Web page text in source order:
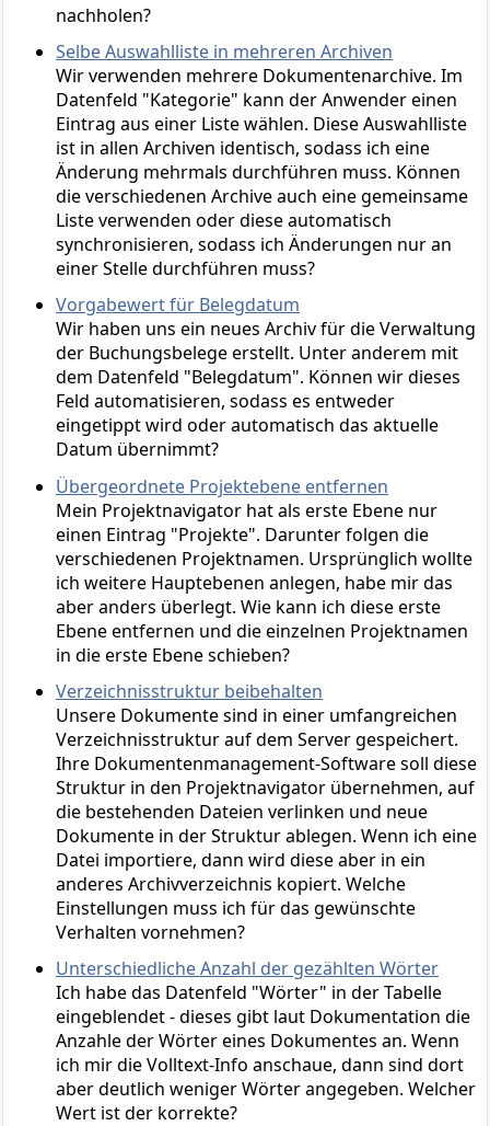
nachholen?
Selbe Auswahlliste in mehreren Archiven
Wir verwenden mehrere Dokumentenarchive. Im
Datenfeld "Kategorie" kann der Anwender einen
Eintrag aus einer Liste wählen. Diese Auswahlliste
ist in allen Archiven identisch, sodass ich eine
Änderung mehrmals durchführen muss. Können
die verschiedenen Archive auch eine gemeinsame
Liste verwenden oder diese automatisch
synchronisieren, sodass ich Änderungen nur an
einer Stelle durchführen muss?
Vorgabewert für Belegdatum
Wir haben uns ein neues Archiv für die Verwaltung
der Buchungsbelege erstellt. Unter anderem mit
dem Datenfeld "Belegdatum". Können wir dieses
Feld automatisieren, sodass es entweder
eingetippt wird oder automatisch das aktuelle
Datum übernimmt?
Übergeordnete Projektebene entfernen
Mein Projektnavigator hat als erste Ebene nur
einen Eintrag "Projekte". Darunter folgen die
verschiedenen Projektnamen. Ursprünglich wollte
ich weitere Hauptebenen anlegen, habe mir das
aber anders überlegt. Wie kann ich diese erste
Ebene entfernen und die einzelnen Projektnamen
in die erste Ebene schieben?
Verzeichnisstruktur beibehalten
Unsere Dokumente sind in einer umfangreichen
Verzeichnisstruktur auf dem Server gespeichert.
Ihre Dokumentenmanagement-Software soll diese
Struktur in den Projektnavigator übernehmen, auf
die bestehenden Dateien verlinken und neue
Dokumente in der Struktur ablegen. Wenn ich eine
Datei importiere, dann wird diese aber in ein
anderes Archivverzeichnis kopiert. Welche
Einstellungen muss ich für das gewünschte
Verhalten vornehmen?
Unterschiedliche Anzahl der gezählten Wörter
Ich habe das Datenfeld "Wörter" in der Tabelle
eingeblendet - dieses gibt laut Dokumentation die
Anzahle der Wörter eines Dokumentes an. Wenn
ich mir die Volltext-Info anschaue, dann sind dort
aber deutlich weniger Wörter angegeben. Welcher
Wert ist der korrekte?